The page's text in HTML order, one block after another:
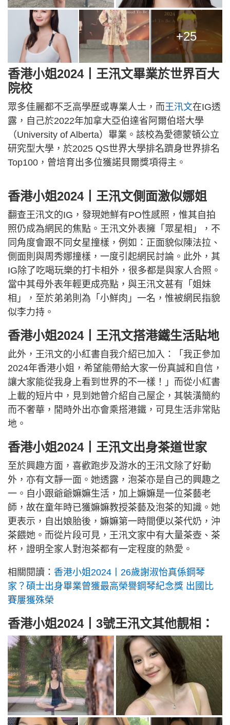
+25
香港小姐2024丨王汛文畢業於世界百大
院校
眾多佳麗都不乏高學歷或專業人士，而王汛文在IG透
露，自己於2022年加拿大亞伯達省阿爾伯塔大學
（University of Alberta）畢業。該校為愛德蒙頓公立
研究型大學，於2025 QS世界大學排名躋身世界排名
Top100，曾培育出多位獲諾貝爾獎項得主。
香港小姐2024丨王汛文側面激似娜姐
翻查王汛文的IG，發現她鮮有PO性感照，惟其自拍
照仍成為網民的焦點。王汛文外表擁「眾星相」，不
同角度會跟不同女星撞樣，例如：正面貌似陳法拉、
側面則與周秀娜撞樣，一度引起網民討論。此外，其
IG除了吃喝玩樂的打卡相外，很多都是與家人合照。
當中其母外表年輕更成亮點，與王汛文甚有「姐妹
相」，至於弟弟則為「小鮮肉」一名，惟被網民指貌
似李力持。
香港小姐2024丨王汛文搭港鐵生活貼地
此外，王汛文的小紅書自我介紹已加入：「我正參加
2024年香港小姐，希望能帶給大家一份真誠和自信，
讓大家能從我身上看到世界的不一樣！」而從小紅書
上載的短片中，見到她曾介紹自己屋企，其裝潢簡約
而不奢華，閒時外出亦會乘搭港鐵，可見生活非常貼
地。
香港小姐2024丨王汛文出身茶道世家
至於興趣方面，喜歡跑步及游水的王汛文除了好動
外，亦有文靜一面。她透露，泡茶亦是自己的興趣之
一。自小跟爺爺嫲嫲生活，加上嫲嫲是一位茶藝老
師，故在童年時已獲嫲嫲教授茶藝及泡茶的知識。她
更表示，自出娘胎後，嫲嫲第一時間便以茶代奶，沖
茶餵她。而從片段可見，王汛文家中有大量茶壺、茶
杯，證明全家人對泡茶都有一定程度的熱愛。
相關閱讀： 香港小姐2024丨26歲謝淑怡真係鋼琴
家？碩士出身畢業曾獲最高榮譽鋼琴紀念獎 出國比
賽屢獲殊榮
香港小姐2024丨3號王汛文其他靚相：